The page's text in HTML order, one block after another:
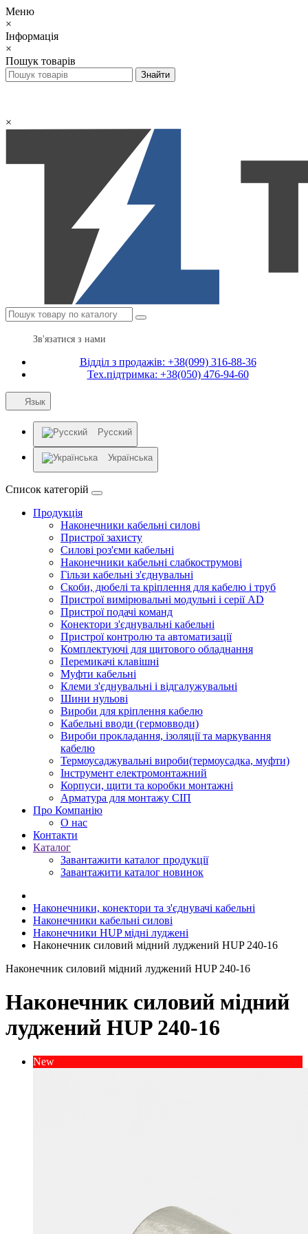
Меню
×
Інформація
×
Пошук товарів
×
Зв'язатися з нами
Відділ з продажів: +38(099) 316-88-36
Тех.підтримка: +38(050) 476-94-60
Язык
Русский
Українська
Список категорій
Продукція
Наконечники кабельні силові
Пристрої захисту
Силові роз'єми кабельні
Наконечники кабельні слабкострумові
Гільзи кабельні з'єднувальні
Скоби, дюбелі та кріплення для кабелю і труб
Пристрої вимірювальні модульні і серії AD
Пристрої подачі команд
Конектори з'єднувальні кабельні
Пристрої контролю та автоматизації
Комплектуючі для щитового обладнання
Перемикачі клавішні
Муфти кабельні
Клеми з'єднувальні і відгалужувальні
Шини нульові
Вироби для кріплення кабелю
Кабельні вводи (гермовводи)
Вироби прокладання, iзоляції та маркування
кабелю
Термоусаджувальні вироби(термоусадка, муфти)
Інструмент електромонтажний
Корпуси, щити та коробки монтажні
Арматура для монтажу СІП
Про Компанію
О нас
Контакти
Каталог
Завантажити каталог продукції
Завантажити каталог новинок
Наконечники, конектори та з'єднувачі кабельні
Наконечники кабельні силові
Наконечники HUP мідні луджені
Наконечник силовий мідний луджений HUP 240-16
Наконечник силовий мідний луджений HUP 240-16
Наконечник силовий мідний
луджений HUP 240-16
New